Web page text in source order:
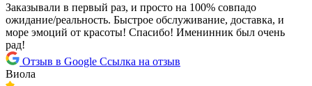
Заказывали в первый раз, и просто на 100% совпадо
ожидание/реальность. Быстрое обслуживание, доставка, и
море эмоций от красоты! Спасибо! Именинник был очень
рад!
Отзыв в Google Ссылка на отзыв
Виола